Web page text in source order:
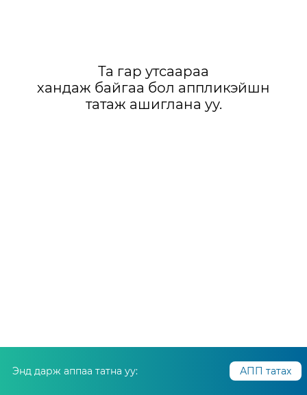
Та гар утсаараа
хандаж байгаа бол аппликэйшн
татаж ашиглана уу.
Энд дарж аппаа татна уу: АПП татах